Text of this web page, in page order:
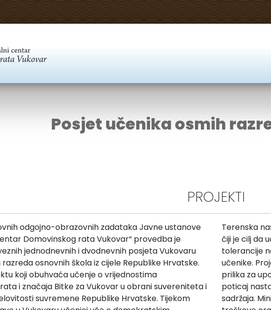
Posjet učenika osmih
PROJEKTI
odgojno-obrazovnih zadataka Javne ustanove
Domovinskog rata Vukovar“ provedba je
jednodnevnih i dvodnevnih posjeta Vukovaru
osnovnih škola iz cijele Republike Hrvatske.
koji obuhvaća učenje o vrijednostima
i značaja Bitke za Vukovar u obrani suvereniteta i
suvremene Republike Hrvatske. Tijekom
Terenska
čiji je cilj da
tolerancije
učenike.
prilika za
poticaj
sadržaja.